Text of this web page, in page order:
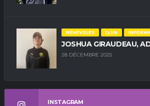
BÉNÉVOLES CLUB
JOSHUA GIRAUDEAU,
28 DÉCEMBRE 2025
INSTAGRAM